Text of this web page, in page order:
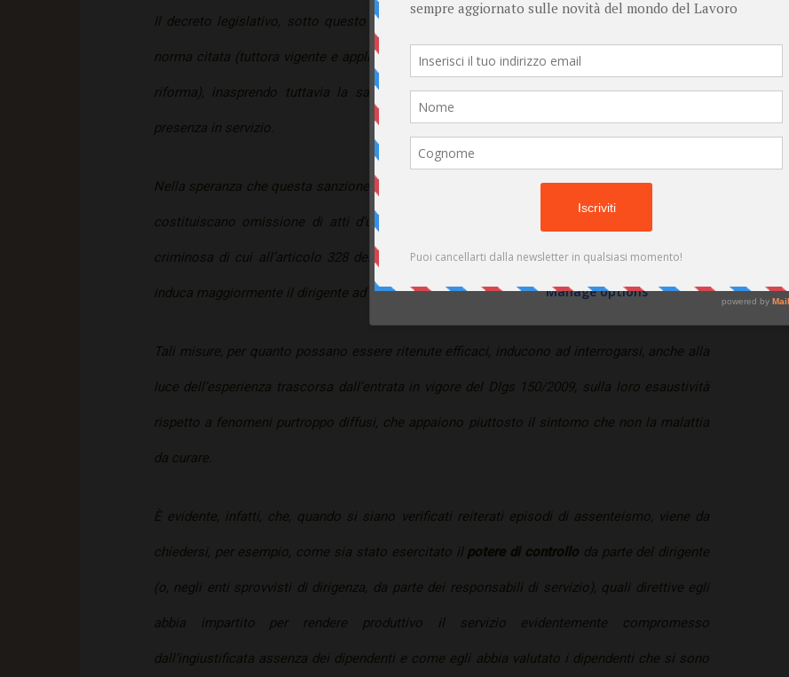
Il decreto legislativo, sotto questo profilo, agisce quindi in una logica di continuità con la
norma citata (tuttora vigente e applicabile a tutti gli altri casi non contemplati dal decreto di
riforma), inasprendo tuttavia la sanzione applicabile nei casi di falsa attestazione della
presenza in servizio.
Nella speranza che questa sanzione più incisiva, unita alla previsione che tali comportamenti
costituiscano omissione di atti d’ufficio e quindi sono valutabili anche come fattispecie
criminosa di cui all’articolo 328 del Codice penale, aumenti l’effetto di deterrenza e quindi
induca maggiormente il dirigente ad assolvere i compiti del proprio ufficio.
Tali misure, per quanto possano essere ritenute efficaci, inducono ad interrogarsi, anche alla
luce dell’esperienza trascorsa dall’entrata in vigore del Dlgs 150/2009, sulla loro esaustività
rispetto a fenomeni purtroppo diffusi, che appaiono piuttosto il sintomo che non la malattia
da curare.
È evidente, infatti, che, quando si siano verificati reiterati episodi di assenteismo, viene da
chiedersi, per esempio, come sia stato esercitato il potere di controlloda parte del dirigente
(o, negli enti sprovvisti di dirigenza, da parte dei responsabili di servizio), quali direttive egli
abbia impartito per rendere produttivo il servizio evidentemente compromesso
dall’ingiustificata assenza dei dipendenti e come egli abbia valutato i dipendenti che si sono
Store and/or access information on a device
Learn more
Your personal data will be processed and information from your device
(cookies, unique identifiers, and other device data) may be stored by,
accessed by and shared with 681 partners, or used specifically by this
site. We and our partners may use precise geolocation data.List of
partners.
Some vendors may process your personal data on the basis of legitimate
interest, which you can object to by managing your options below. Look
for a link at the bottom of this page or in the site menu to manage or
withdraw consent in privacy and cookie settings.
Manage options